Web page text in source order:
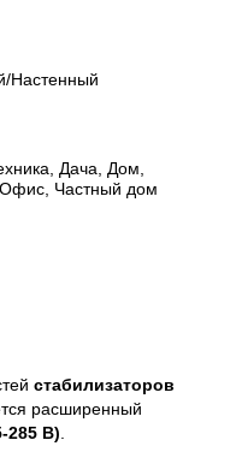
Настенный
Дача, Дом,
Офис, Частный дом
стабилизаторов
расширенный
285 В)